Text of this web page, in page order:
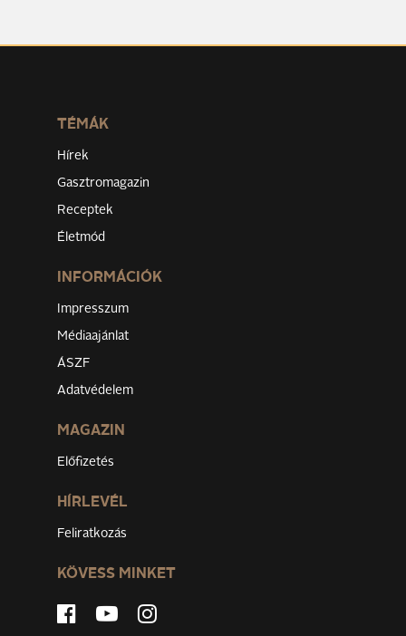
TÉMÁK
Hírek
Gasztromagazin
Receptek
Életmód
INFORMÁCIÓK
Impresszum
Médiaajánlat
ÁSZF
Adatvédelem
MAGAZIN
Előfizetés
HÍRLEVÉL
Feliratkozás
KÖVESS MINKET